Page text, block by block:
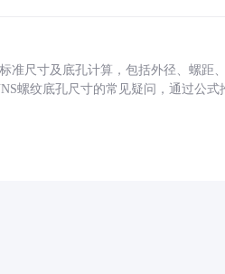
准尺寸及底孔计算，包括外径、螺距
螺纹底孔尺寸的常见疑问，通过公